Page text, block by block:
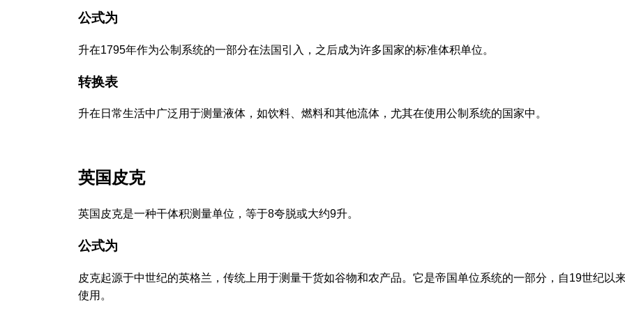
公式为
升在1795年作为公制系统的一部分在法国引入，之后成为许多国家的标准体积单位。
转换表
升在日常生活中广泛用于测量液体，如饮料、燃料和其他流体，尤其在使用公制系统的国家中。
英国皮克
英国皮克是一种干体积测量单位，等于8夸脱或大约9升。
公式为
皮克起源于中世纪的英格兰，传统上用于测量干货如谷物和农产品。它是帝国单位系统的一部分，自19世纪以
使用。